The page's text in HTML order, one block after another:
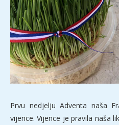
Prvu nedjelju Adventa naša
vijence. Vijence je pravila naša